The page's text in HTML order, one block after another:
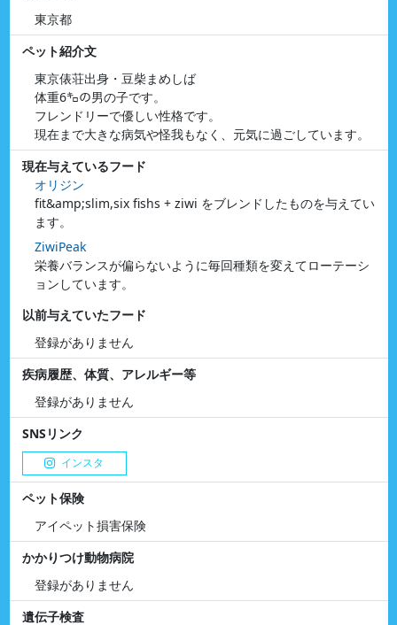
東京都
ペット紹介文
東京俵荘出身・豆柴まめしば
体重6㌔の男の子です。
フレンドリーで優しい性格です。
現在まで大きな病気や怪我もなく、元気に過ごしています。
現在与えているフード
オリジン
fit&amp;slim,six fishs + ziwi をブレンドしたものを与えてい
ます。
ZiwiPeak
栄養バランスが偏らないように毎回種類を変えてローテーシ
ョンしています。
以前与えていたフード
登録がありません
疾病履歴、体質、アレルギー等
登録がありません
SNSリンク
インスタ
ペット保険
アイペット損害保険
かかりつけ動物病院
登録がありません
遺伝子検査